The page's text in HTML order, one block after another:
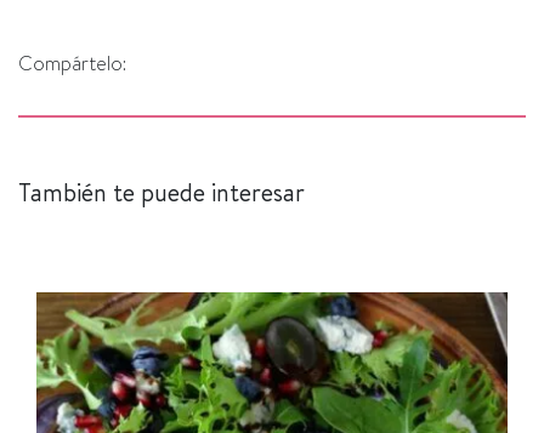
Compártelo:
También te puede interesar